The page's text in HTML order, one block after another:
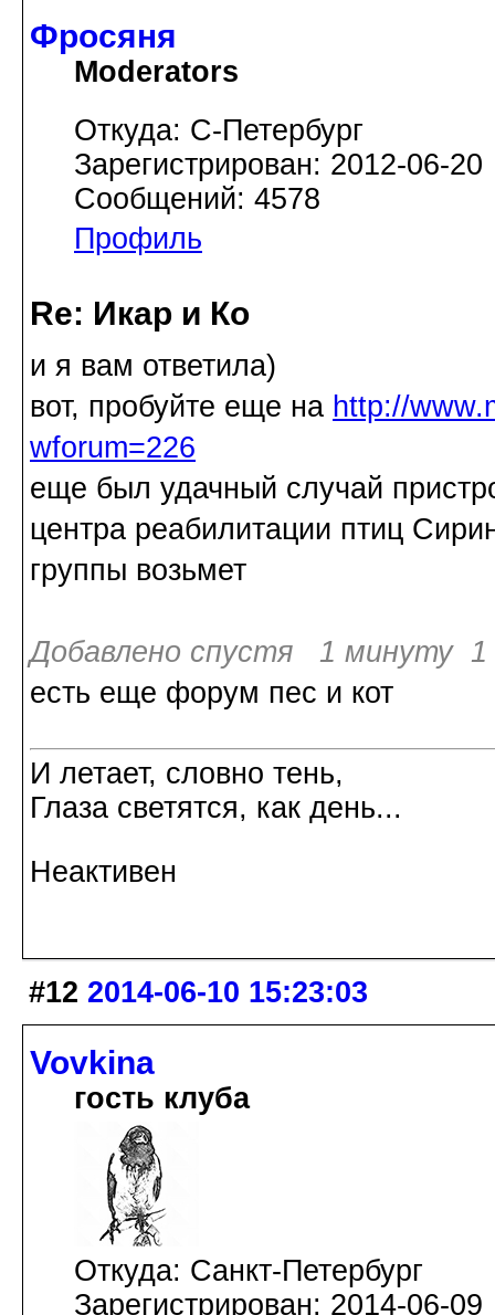
Фросяня
Moderators
Откуда: С-Петербург
Зарегистрирован: 2012-06-20
Сообщений: 4578
Профиль
Re: Икар и Ко
и я вам ответила)
вот, пробуйте еще на http://
wforum=226
еще был удачный случай
центра реабилитации птиц
группы возьмет
Добавлено спустя 1 минуту 1
есть еще форум пес и кот
И летает, словно тень,
Глаза светятся, как день...
Неактивен
#12 2014-06-10 15:23:03
Vovkina
гость клуба
Откуда: Санкт-Петербург
Зарегистрирован: 2014-06-09